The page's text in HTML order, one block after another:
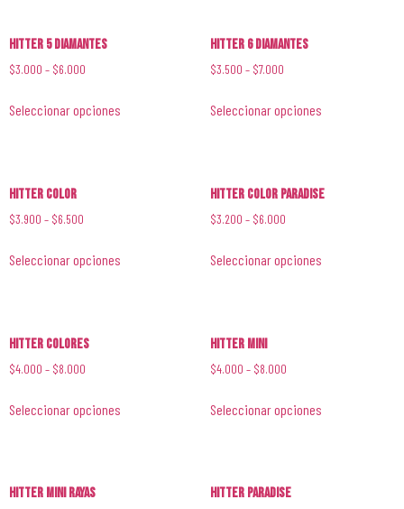
Hitter 5 Diamantes
$3.000 – $6.000
Seleccionar opciones
Hitter 6 Diamantes
$3.500 – $7.000
Seleccionar opciones
Hitter Color
$3.900 – $6.500
Seleccionar opciones
Hitter Color Paradise
$3.200 – $6.000
Seleccionar opciones
Hitter Colores
$4.000 – $8.000
Seleccionar opciones
Hitter Mini
$4.000 – $8.000
Seleccionar opciones
Hitter Mini Rayas Hitter Paradise